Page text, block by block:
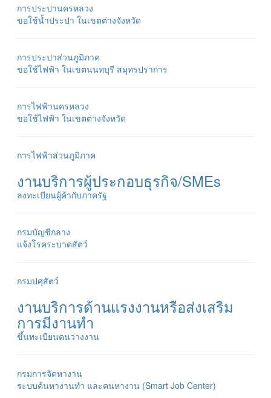
การประปานครหลวง
ขอใช้น้ำประปา ในเขตต่างจังหวัด
การประปาส่วนภูมิภาค
ขอใช้ไฟฟ้า ในเขตนนทบุรี สมุทรปราการ
การไฟฟ้านครหลวง
ขอใช้ไฟฟ้า ในเขตต่างจังหวัด
การไฟฟ้าส่วนภูมิภาค
งานบริการผู้ประกอบธุรกิจ/SMEs
ลงทะเบียนผู้ค้ากับภาครัฐ
กรมบัญชีกลาง
แจ้งโรคระบาดสัตว์
กรมปศุสัตว์
งานบริการด้านแรงงานหรือส่งเสริม
การมีงานทำ
ขึ้นทะเบียนคนว่างงาน
กรมการจัดหางาน
ระบบค้นหางานทำ และคนหางาน (Smart Job Center)